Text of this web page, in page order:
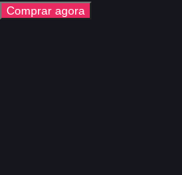
Comprar agora